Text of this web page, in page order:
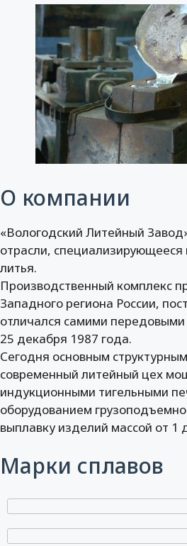
О компании
«Вологодский Литейный
отрасли, специализирующееся
литья.
Производственный комплекс
Западного региона России,
отличался самими
25 декабря 1987 года.
Сегодня основным
современный литейный цех
индукционными тигельными
оборудованием
выплавку изделий массой от
Марки сплавов